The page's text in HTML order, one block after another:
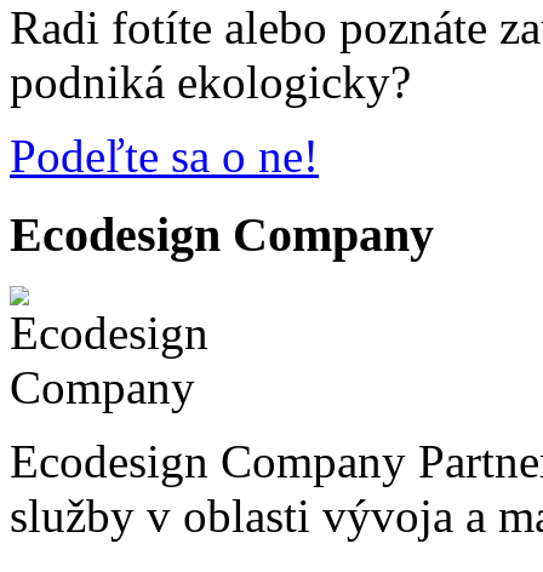
Radi fotíte alebo poznáte
podniká ekologicky?
Podeľte sa o ne!
Ecodesign Company
Ecodesign Company
služby v oblasti vývoja a